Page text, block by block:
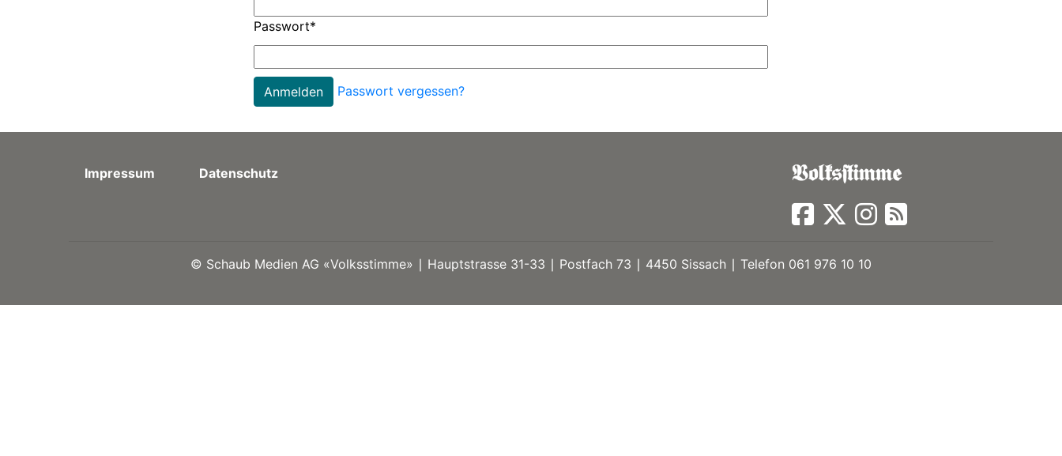
Passwort*
Passwort vergessen?
Impressum Datenschutz
© Schaub Medien AG «Volksstimme» ∣ Hauptstrasse 31-33 ∣ Postfach 73 ∣ 4450 Sissach ∣ Telefon 061 976 10 10